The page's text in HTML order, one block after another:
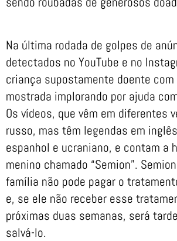
Na última rodada de golpes de
detectados no YouTube e no
criança supostamente doente com
mostrada implorando por ajuda
Os vídeos, que vêm em diferentes
russo, mas têm legendas em
espanhol e ucraniano, e contam a
menino chamado “Semion”.
família não pode pagar o
e, se ele não receber esse
próximas duas semanas, será
salvá-lo.